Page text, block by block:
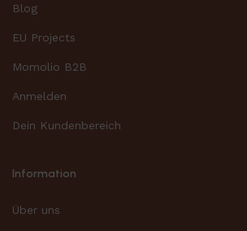
Blog
EU Projects
Momolio B2B
Anmelden
Dein Kundenbereich
Information
Über uns